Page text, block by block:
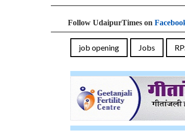
Follow UdaipurTimes on
job opening Jobs